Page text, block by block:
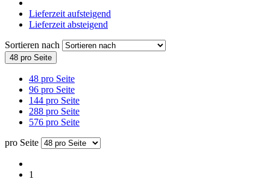
Lieferzeit aufsteigend
Lieferzeit absteigend
Sortieren nach
48 pro Seite
48 pro Seite
96 pro Seite
144 pro Seite
288 pro Seite
576 pro Seite
pro Seite
1